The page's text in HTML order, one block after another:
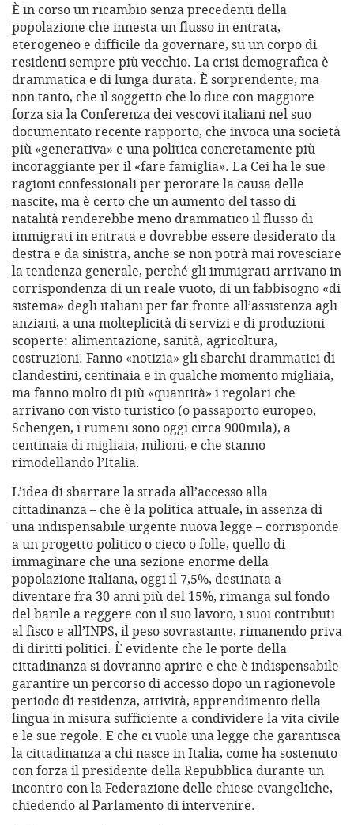
È in corso un ricambio senza precedenti della
popolazione che innesta un flusso in entrata,
eterogeneo e difficile da governare, su un corpo di
residenti sempre più vecchio. La crisi demografica è
drammatica e di lunga durata. È sorprendente, ma
non tanto, che il soggetto che lo dice con maggiore
forza sia la Conferenza dei vescovi italiani nel suo
documentato recente rapporto, che invoca una società
più «generativa» e una politica concretamente più
incoraggiante per il «fare famiglia». La Cei ha le sue
ragioni confessionali per perorare la causa delle
nascite, ma è certo che un aumento del tasso di
natalità renderebbe meno drammatico il flusso di
immigrati in entrata e dovrebbe essere desiderato da
destra e da sinistra, anche se non potrà mai rovesciare
la tendenza generale, perché gli immigrati arrivano in
corrispondenza di un reale vuoto, di un fabbisogno «di
sistema» degli italiani per far fronte all’assistenza agli
anziani, a una molteplicità di servizi e di produzioni
scoperte: alimentazione, sanità, agricoltura,
costruzioni. Fanno «notizia» gli sbarchi drammatici di
clandestini, centinaia e in qualche momento migliaia,
ma fanno molto di più «quantità» i regolari che
arrivano con visto turistico (o passaporto europeo,
Schengen, i rumeni sono oggi circa 900mila), a
centinaia di migliaia, milioni, e che stanno
rimodellando l’Italia.
L’idea di sbarrare la strada all’accesso alla
cittadinanza – che è la politica attuale, in assenza di
una indispensabile urgente nuova legge – corrisponde
a un progetto politico o cieco o folle, quello di
immaginare che una sezione enorme della
popolazione italiana, oggi il 7,5%, destinata a
diventare fra 30 anni più del 15%, rimanga sul fondo
del barile a reggere con il suo lavoro, i suoi contributi
al fisco e all’INPS, il peso sovrastante, rimanendo priva
di diritti politici. È evidente che le porte della
cittadinanza si dovranno aprire e che è indispensabile
garantire un percorso di accesso dopo un ragionevole
periodo di residenza, attività, apprendimento della
lingua in misura sufficiente a condividere la vita civile
e le sue regole. E che ci vuole una legge che garantisca
la cittadinanza a chi nasce in Italia, come ha sostenuto
con forza il presidente della Repubblica durante un
incontro con la Federazione delle chiese evangeliche,
chiedendo al Parlamento di intervenire.